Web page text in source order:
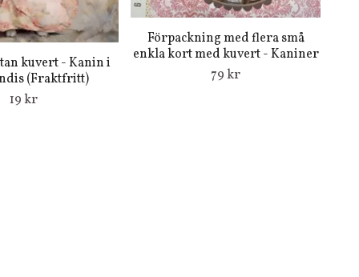
kuvert - Kanin i
(Fraktfritt)
19 kr
Förpackning med flera små
enkla kort med kuvert - Kaniner
79 kr